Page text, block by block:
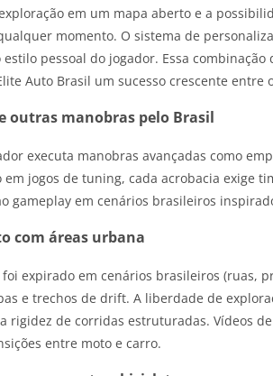
em um mapa aberto e a
momento. O sistema de
pessoal do jogador. Essa
Auto Brasil um sucesso crescente entre
outras manobras pelo Brasil
executa manobras avançadas como
em jogos de tuning, cada acrobacia exige
gameplay em cenários brasileiros
com áreas urbana
expirado em cenários brasileiros (ruas,
e trechos de drift. A liberdade de
rigidez de corridas estruturadas. Vídeos
entre moto e carro.